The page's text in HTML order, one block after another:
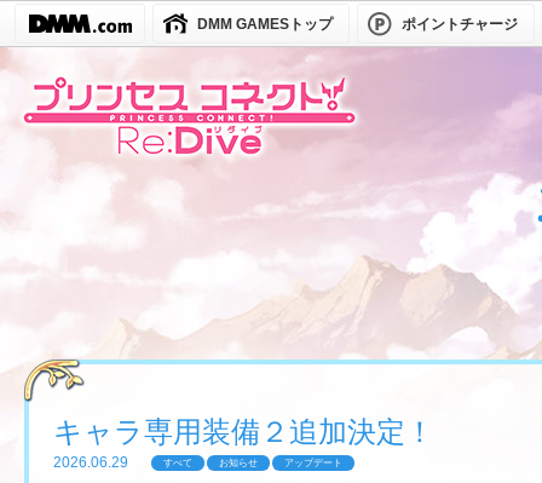
DMM GAMESトップ ポイントチャージ
キャラ専用装備２追加決定！
2026.06.29 すべて お知らせ アップデート